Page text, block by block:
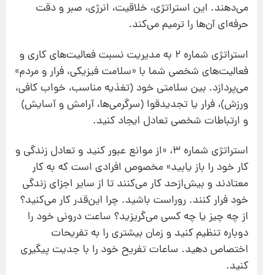
می‌دهند. این استراتژی، خلاقیت، انرژی، صبر و دقت
حرفه‌ای آن‌ها را ترمیم می‌کند.
استراتژی شماره 2 به مدیریت نسبت فعالیت‌های کاری و
فعالیت‌های شخصی شما با «سلامت فیزیکی، فرار و مردم»
می‌پردازد. بین سلامتی خود (تغذیه مناسب، خواب کافی،
ورزش)، فرار یا تجدیدقوا (سرگرمی‌ها، آرامش و آسایش)
و ارتباطات شخصی تعادل ایجاد کنید.
استراتژی شماره 3، «از موانع عبور کنید و تعادل زندگی و
کار خود را باز یابید» مخصوص افرادی است که به کار
معتادند و بیش‌ازحد کار می‌کنند تا از سایر اجزای زندگی
خود فرار کنند. روراست باشید. چرا این‌قدر کار می‌کنید؟
از چه چیز یا چه کسی می‌گریزید؟ ساعت درونی خود را
دوباره تنظیم کنید و زمان بیشتری را به تفریحات
اختصاص دهید. ساعات تفریح خود را با جدیت پیگیری
کنید.